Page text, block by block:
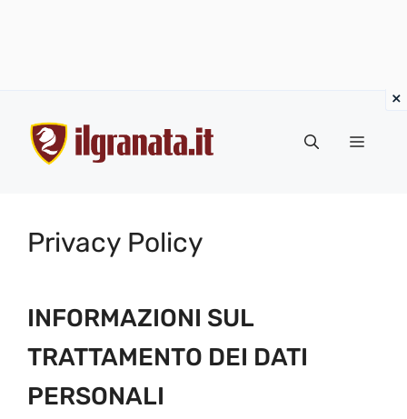
contenuto
Menu
Privacy Policy
INFORMAZIONI SUL
TRATTAMENTO DEI DATI
PERSONALI